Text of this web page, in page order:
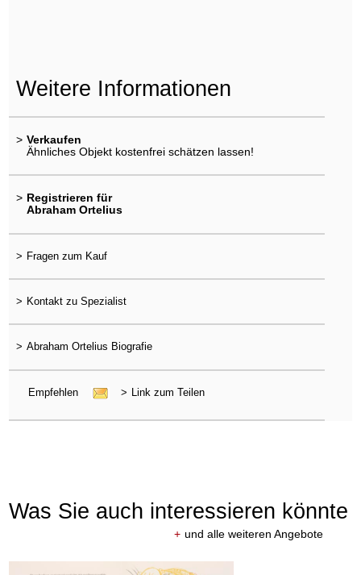
Weitere Informationen
> Verkaufen
Ähnliches Objekt kostenfrei schätzen lassen!
> Registrieren für
Abraham Ortelius
> Fragen zum Kauf
> Kontakt zu Spezialist
> Abraham Ortelius Biografie
Empfehlen > Link zum Teilen
Was Sie auch interessieren könnte
+ und alle weiteren Angebote